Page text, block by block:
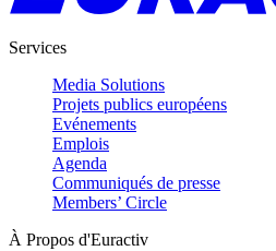
Services
Media Solutions
Projets publics européens
Evénements
Emplois
Agenda
Communiqués de presse
Members’ Circle
À Propos d'Euractiv